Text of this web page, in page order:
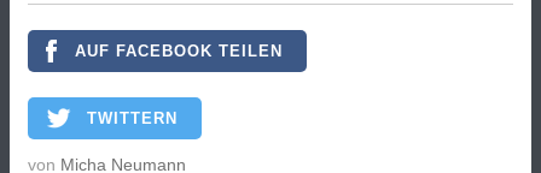
AUF FACEBOOK TEILEN
TWITTERN
von Micha Neumann